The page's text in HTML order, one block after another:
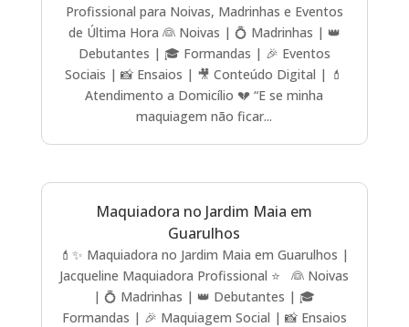
Profissional para Noivas, Madrinhas e Eventos
de Última Hora 👰 Noivas | 💍 Madrinhas | 👑
Debutantes | 🎓 Formandas | 🎉 Eventos
Sociais | 📸 Ensaios | 🎥 Conteúdo Digital | 💄
Atendimento a Domicílio 💔 “E se minha
maquiagem não ficar...
Maquiadora no Jardim Maia em
Guarulhos
💄✨ Maquiadora no Jardim Maia em Guarulhos |
Jacqueline Maquiadora Profissional ⭐ 👰 Noivas
| 💍 Madrinhas | 👑 Debutantes | 🎓
Formandas | 🎉 Maquiagem Social | 📸 Ensaios